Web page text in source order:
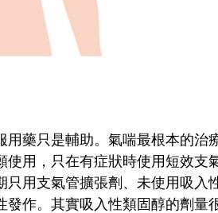
藥只是輔助。氣喘最根本的治
用，只在有症狀時使用短效支
用支氣管擴張劑、未使用吸入
作。其實吸入性類固醇的劑量